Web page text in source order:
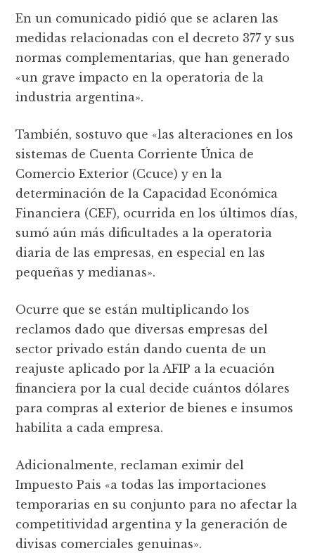
En un comunicado pidió que se aclaren las
medidas relacionadas con el decreto 377 y sus
normas complementarias, que han generado
«un grave impacto en la operatoria de la
industria argentina».
También, sostuvo que «las alteraciones en los
sistemas de Cuenta Corriente Única de
Comercio Exterior (Ccuce) y en la
determinación de la Capacidad Económica
Financiera (CEF), ocurrida en los últimos días,
sumó aún más dificultades a la operatoria
diaria de las empresas, en especial en las
pequeñas y medianas».
Ocurre que se están multiplicando los
reclamos dado que diversas empresas del
sector privado están dando cuenta de un
reajuste aplicado por la AFIP a la ecuación
financiera por la cual decide cuántos dólares
para compras al exterior de bienes e insumos
habilita a cada empresa.
Adicionalmente, reclaman eximir del
Impuesto Pais «a todas las importaciones
temporarias en su conjunto para no afectar la
competitividad argentina y la generación de
divisas comerciales genuinas».